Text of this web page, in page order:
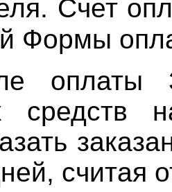
Счет
Формы
оплаты
средств
считая